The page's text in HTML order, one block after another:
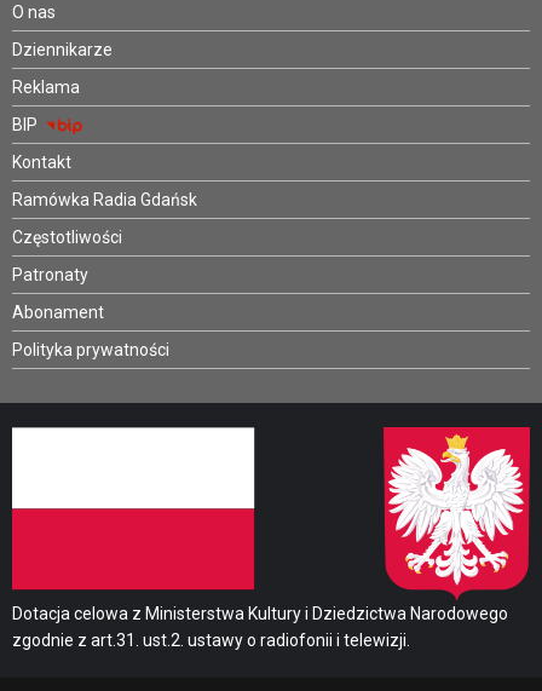
O nas
Dziennikarze
Reklama
BIP
Kontakt
Ramówka Radia Gdańsk
Częstotliwości
Patronaty
Abonament
Polityka prywatności
Dotacja celowa z Ministerstwa Kultury i Dziedzictwa Narodowego
zgodnie z art.31. ust.2. ustawy o radiofonii i telewizji.